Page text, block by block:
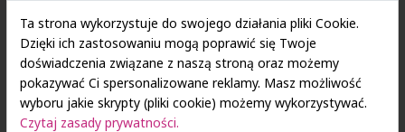
Zasady rekrutacji
Ta strona wykorzystuje do swojego działania pliki Cookie.
Dzięki ich zastosowaniu mogą poprawić się Twoje
doświadczenia związane z naszą stroną oraz możemy
pokazywać Ci spersonalizowane reklamy. Masz możliwość
wyboru jakie skrypty (pliki cookie) możemy wykorzystywać.
Czytaj zasady prywatności.